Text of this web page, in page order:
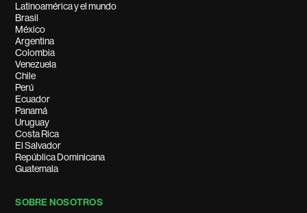
Latinoamérica y el mundo
Brasil
México
Argentina
Colombia
Venezuela
Chile
Perú
Ecuador
Panamá
Uruguay
Costa Rica
El Salvador
República Dominicana
Guatemala
SOBRE NOSOTROS